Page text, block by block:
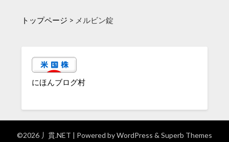
トップページ > メルビン錠
にほんブログ村
©2026 丿貫.NET | Powered byWordPress & Superb Themes